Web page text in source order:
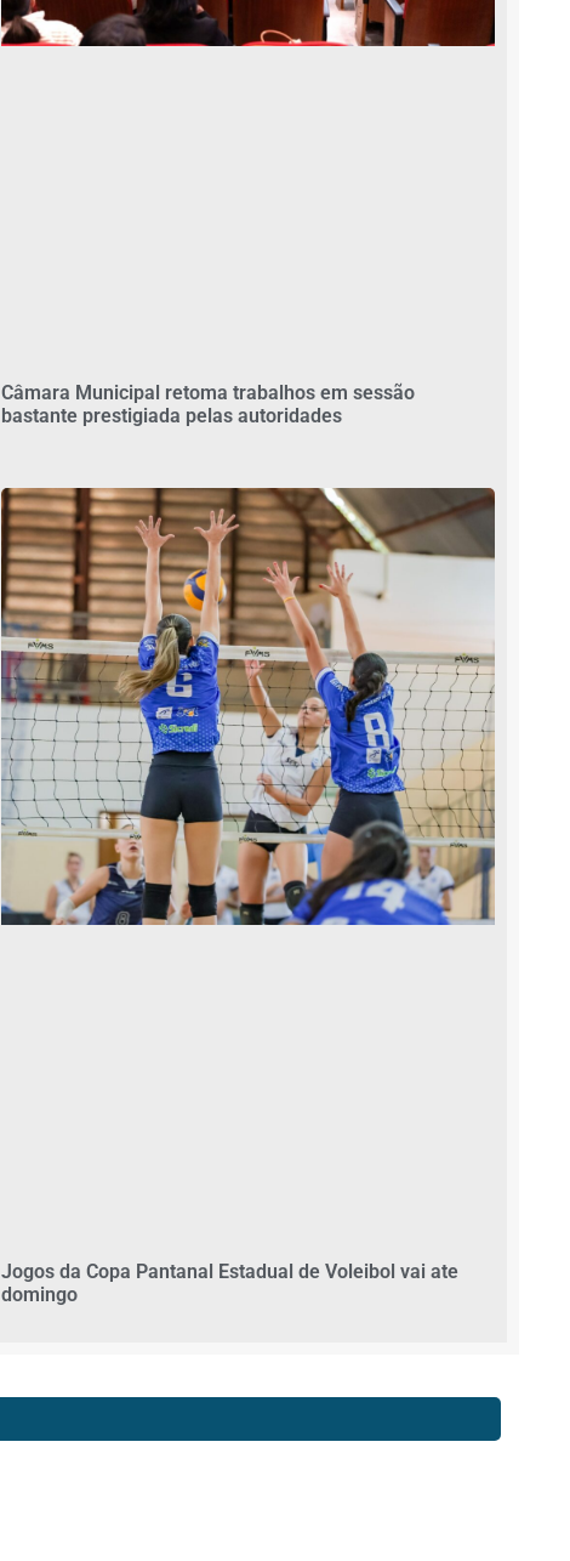
Câmara Municipal retoma trabalhos em sessão
bastante prestigiada pelas autoridades
Jogos da Copa Pantanal Estadual de Voleibol vai ate
domingo